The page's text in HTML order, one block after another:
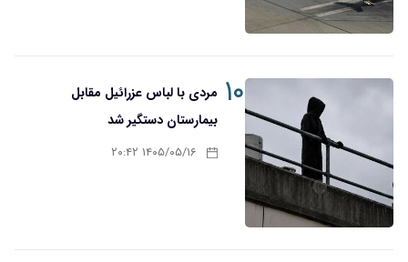
۱۰ مردی با لباس عزرائیل مقابل
بیمارستان دستگیر شد
۱۴۰۵/۰۵/۱۶ ۲۰:۴۲